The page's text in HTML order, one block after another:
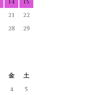
14
15
21
22
28
29
金
土
4
5